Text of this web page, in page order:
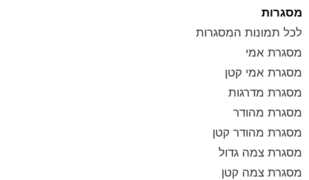
מסגרות
לכל תמונות המסגרות
מסגרת אמי
מסגרת אמי קטן
מסגרת מדרגות
מסגרת מהודר
מסגרת מהודר קטן
מסגרת צמה גדול
מסגרת צמה קטן